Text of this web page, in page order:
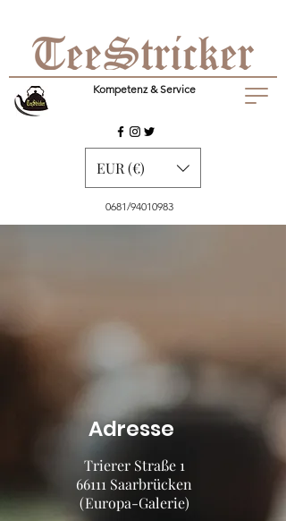
Kompetenz & Service
0681/94010983
EUR (€)
Adresse
Trierer Straße 1
66111 Saarbrücken
(Europa-Galerie)